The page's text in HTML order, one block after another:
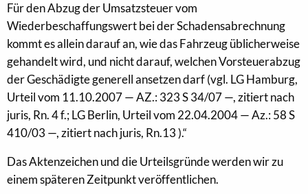
Für den Abzug der Umsatzsteuer vom
Wiederbeschaffungswert bei der Schadensabrechnung
kommt es allein darauf an, wie das Fahrzeug üblicherweise
gehandelt wird, und nicht darauf, welchen Vorsteuerabzug
der Geschädigte generell ansetzen darf (vgl. LG Hamburg,
Urteil vom 11.10.2007 — AZ.: 323 S 34/07 —, zitiert nach
juris, Rn. 4 f.; LG Berlin, Urteil vom 22.04.2004 — Az.: 58 S
410/03 —, zitiert nach juris, Rn.13 ).“
Das Aktenzeichen und die Urteilsgründe werden wir zu
einem späteren Zeitpunkt veröffentlichen.